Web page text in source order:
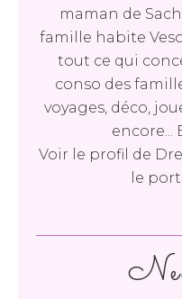
maman de
famille habite
tout ce qui
conso des
voyages, déco,
encore...
Voir le profil de
le